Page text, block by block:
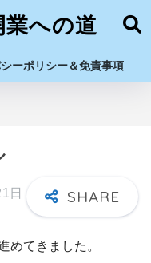
業への道
ーポリシー＆免責事項
日
めてきました。